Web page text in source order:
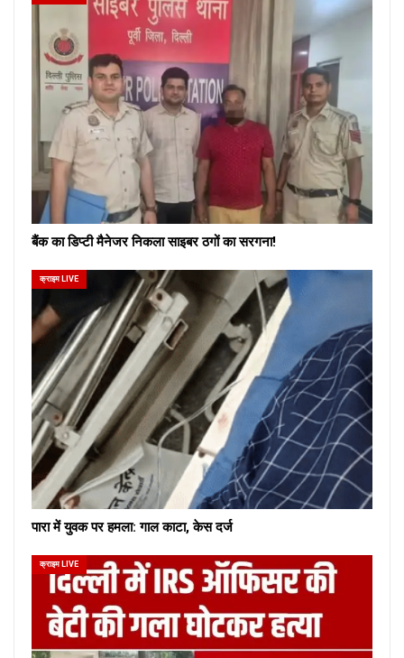
बैंक का डिप्टी मैनेजर निकला साइबर ठगों का सरगना!
क्राइम LIVE
पारा में युवक पर हमला: गाल काटा, केस दर्ज
क्राइम LIVE